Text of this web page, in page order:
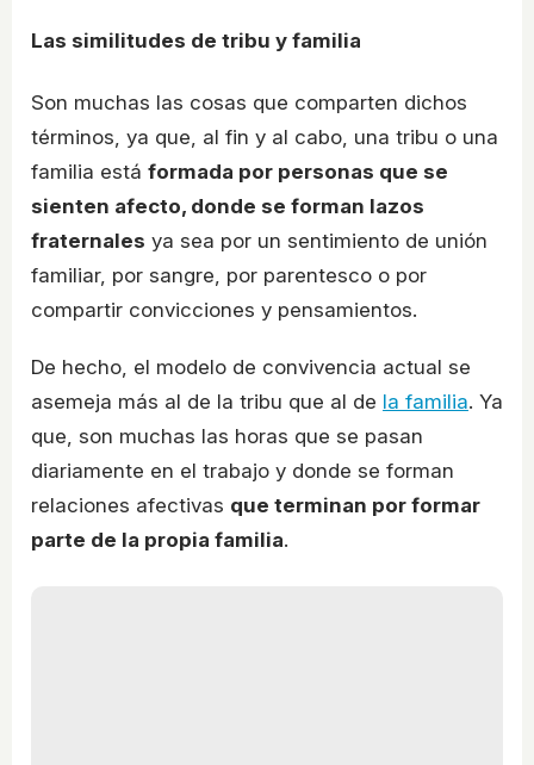
Las similitudes de tribu y familia
Son muchas las cosas que comparten dichos
términos, ya que, al fin y al cabo, una tribu o una
familia está formada por personas que se
sienten afecto, donde se forman lazos
fraternales ya sea por un sentimiento de unión
familiar, por sangre, por parentesco o por
compartir convicciones y pensamientos.
De hecho, el modelo de convivencia actual se
asemeja más al de la tribu que al de la familia. Ya
que, son muchas las horas que se pasan
diariamente en el trabajo y donde se forman
relaciones afectivas que terminan por formar
parte de la propia familia.